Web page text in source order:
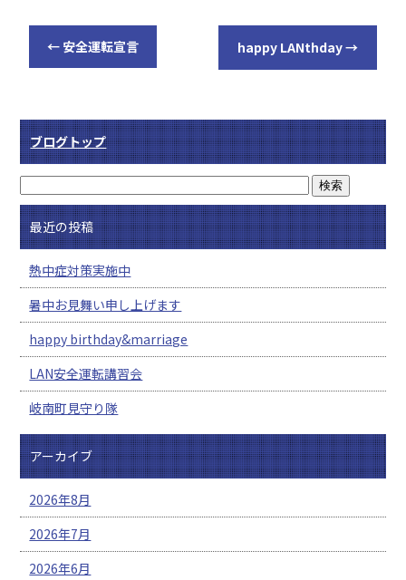
← 安全運転宣言 happy LANthday→
ブログトップ
最近の投稿
熱中症対策実施中
暑中お見舞い申し上げます
happy birthday&marriage
LAN安全運転講習会
岐南町見守り隊
アーカイブ
2026年8月
2026年7月
2026年6月